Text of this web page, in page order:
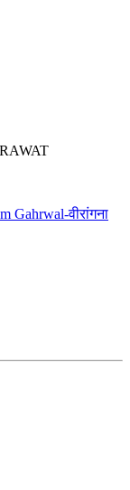
Gahrwal-वीरांगना